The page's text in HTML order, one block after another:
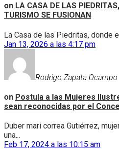
on LA CASA DE LAS
TURISMO SE FUSIONAN
La Casa de las Piedritas, donde
Jan 13, 2026 a las 4:17 pm
Rodrigo Zapata Ocampo
on Postula a las Mujeres
sean reconocidas por el
Duber mari correa Gutiérrez,
una...
Feb 17, 2024 a las 10:15 am